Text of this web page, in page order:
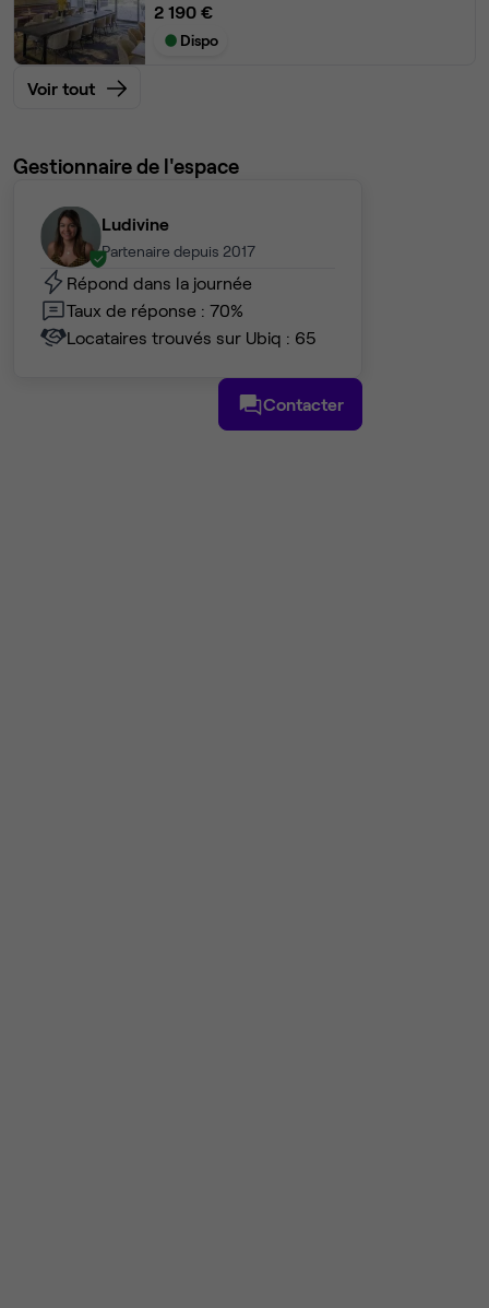
2 190 €
Dispo
Voir tout
Gestionnaire de l'espace
Ludivine
Partenaire depuis 2017
Répond dans la journée
Taux de réponse : 70%
Locataires trouvés sur Ubiq : 65
Contacter